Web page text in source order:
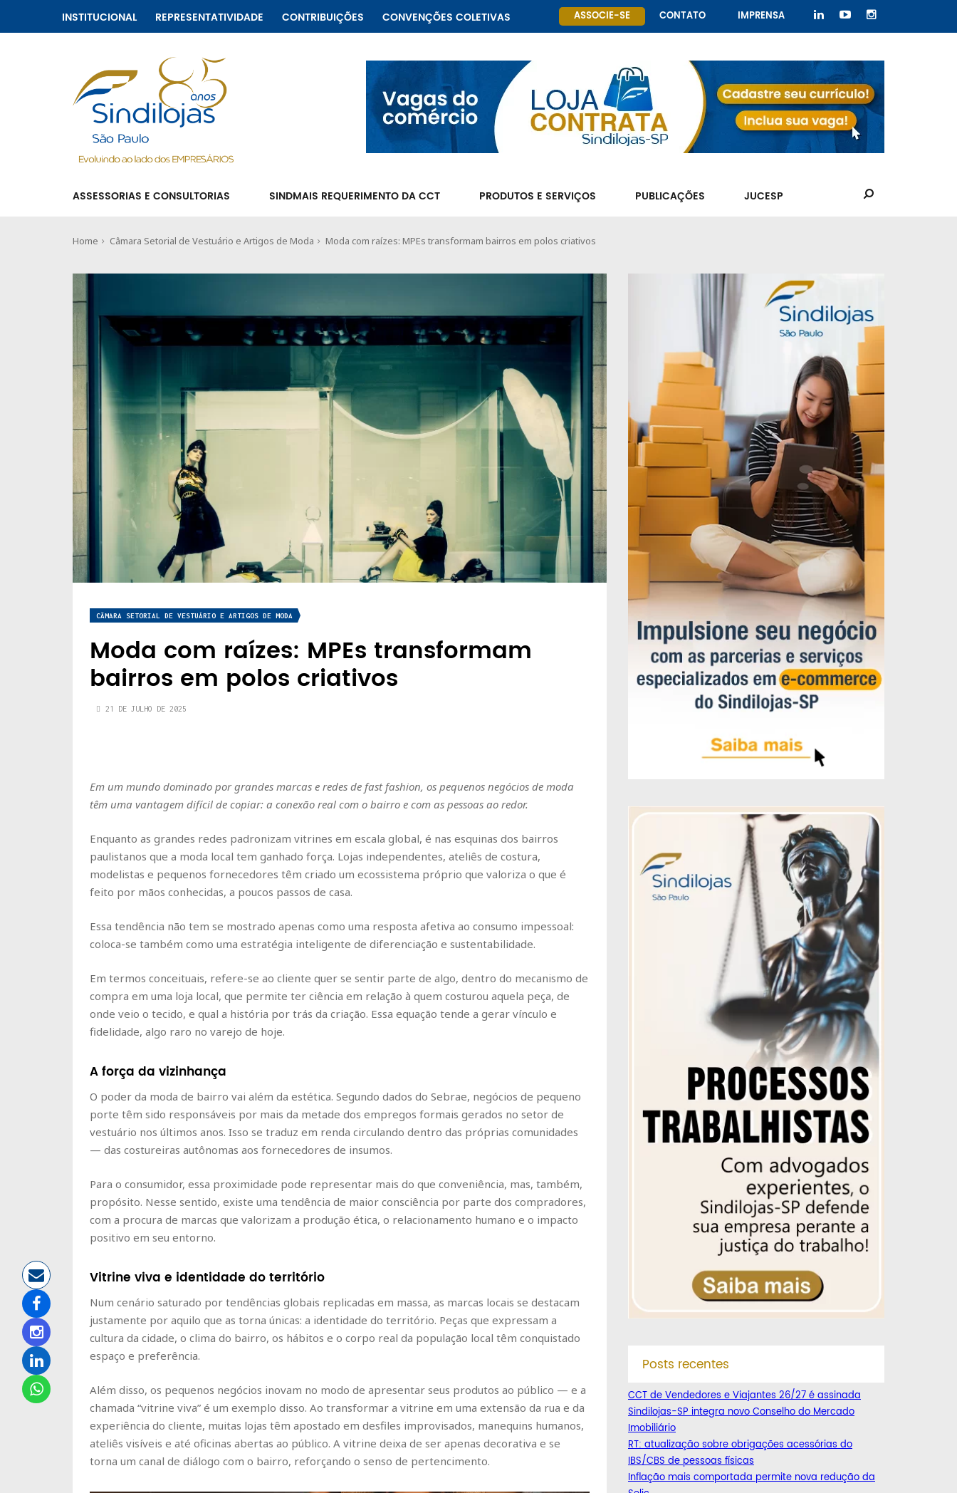
INSTITUCIONAL REPRESENTATIVIDADE CONTRIBUIÇÕES CONVENÇÕES COLETIVAS ASSOCIE-SE CONTATO IMPRENSA
ASSESSORIAS E CONSULTORIAS SINDMAIS REQUERIMENTO DA CCT PRODUTOS E SERVIÇOS PUBLICAÇÕES JUCESP
Home Câmara Setorial de Vestuário e Artigos de Moda Moda com raízes: MPEs transformam bairros em polos criativos
CÂMARA SETORIAL DE VESTUÁRIO E ARTIGOS DE MODA
Moda com raízes: MPEs transformam
bairros em polos criativos
21 DE JULHO DE 2025
Em um mundo dominado por grandes marcas e redes de fast fashion, os pequenos negócios de moda
têm uma vantagem difícil de copiar: a conexão real com o bairro e com as pessoas ao redor.
Enquanto as grandes redes padronizam vitrines em escala global, é nas esquinas dos bairros
paulistanos que a moda local tem ganhado força. Lojas independentes, ateliês de costura,
modelistas e pequenos fornecedores têm criado um ecossistema próprio que valoriza o que é
feito por mãos conhecidas, a poucos passos de casa.
Essa tendência não tem se mostrado apenas como uma resposta afetiva ao consumo impessoal:
coloca-se também como uma estratégia inteligente de diferenciação e sustentabilidade.
Em termos conceituais, refere-se ao cliente quer se sentir parte de algo, dentro do mecanismo de
compra em uma loja local, que permite ter ciência em relação à quem costurou aquela peça, de
onde veio o tecido, e qual a história por trás da criação. Essa equação tende a gerar vínculo e
fidelidade, algo raro no varejo de hoje.
A força da vizinhança
O poder da moda de bairro vai além da estética. Segundo dados do Sebrae, negócios de pequeno
porte têm sido responsáveis por mais da metade dos empregos formais gerados no setor de
vestuário nos últimos anos. Isso se traduz em renda circulando dentro das próprias comunidades
— das costureiras autônomas aos fornecedores de insumos.
Para o consumidor, essa proximidade pode representar mais do que conveniência, mas, também,
propósito. Nesse sentido, existe uma tendência de maior consciência por parte dos compradores,
com a procura de marcas que valorizam a produção ética, o relacionamento humano e o impacto
positivo em seu entorno.
Vitrine viva e identidade do território
Num cenário saturado por tendências globais replicadas em massa, as marcas locais se destacam
justamente por aquilo que as torna únicas: a identidade do território. Peças que expressam a
cultura da cidade, o clima do bairro, os hábitos e o corpo real da população local têm conquistado
espaço e preferência.
Além disso, os pequenos negócios inovam no modo de apresentar seus produtos ao público — e a
chamada “vitrine viva” é um exemplo disso. Ao transformar a vitrine em uma extensão da rua e da
experiência do cliente, muitas lojas têm apostado em desfiles improvisados, manequins humanos,
ateliês visíveis e até oficinas abertas ao público. A vitrine deixa de ser apenas decorativa e se
torna um canal de diálogo com o bairro, reforçando o senso de pertencimento.
Posts recentes
CCT de Vendedores e Viajantes 26/27 é assinada
Sindilojas-SP integra novo Conselho do Mercado
Imobiliário
RT: atualização sobre obrigações acessórias do
IBS/CBS de pessoas físicas
Inflação mais comportada permite nova redução da